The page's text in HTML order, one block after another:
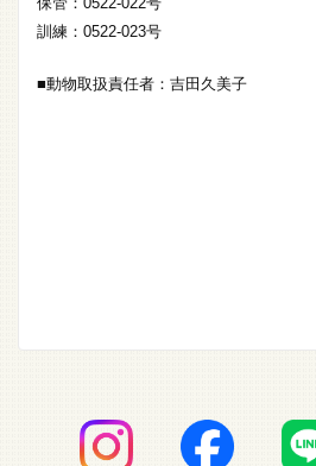
訓練：0522-023号
■動物取扱責任者：吉田久美子